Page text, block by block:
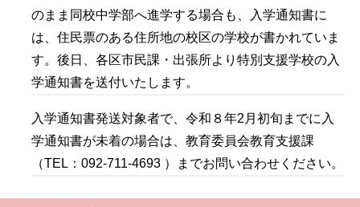
のまま同校中学部へ進学する場合も、入学通知書に
は、住民票のある住所地の校区の学校が書かれていま
す。後日、各区市民課・出張所より特別支援学校の入
学通知書を送付いたします。
入学通知書発送対象者で、令和８年2月初旬までに入
学通知書が未着の場合は、教育委員会教育支援課
（TEL：092-711-4693 ）までお問い合わせください。